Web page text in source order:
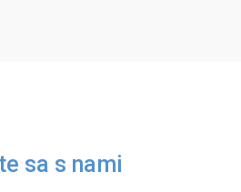
sa s nami